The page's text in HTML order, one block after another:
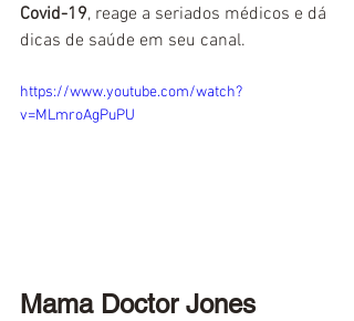
Covid-19, reage a seriados médicos e dá
dicas de saúde em seu canal.
https://www.youtube.com/watch?
v=MLmroAgPuPU
Mama Doctor Jones